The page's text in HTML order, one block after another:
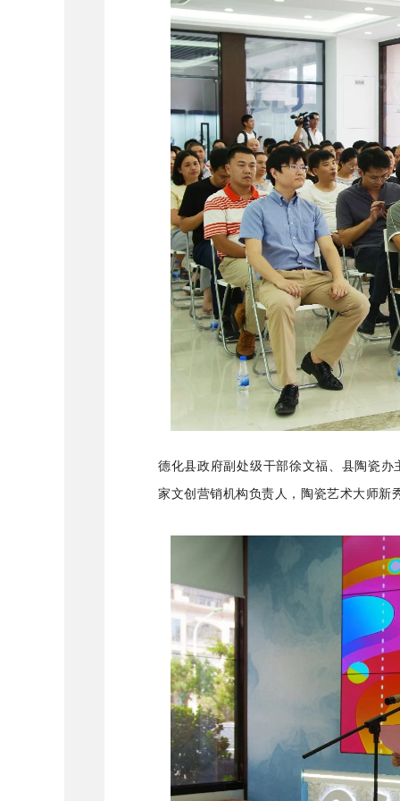
德化县政府副处级干部徐文福、县陶瓷
家文创营销机构负责人，陶瓷艺术大师新